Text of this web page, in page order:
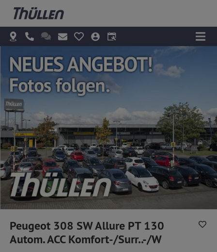
Peugeot 308 SW Allure PT 130
Autom. ACC Komfort-/Surr..-/W